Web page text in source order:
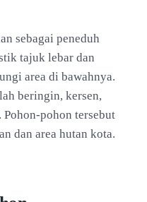
sebagai peneduh
tajuk lebar dan
area di bawahnya.
beringin, kersen,
pohon tersebut
dan area hutan kota.